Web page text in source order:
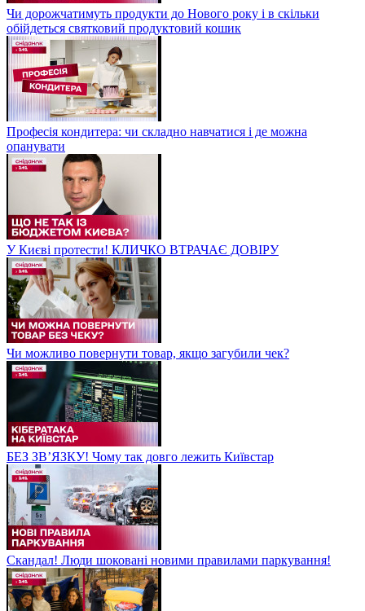
Чи дорожчатимуть продукти до Нового року і в скільки
обійдеться святковий продуктовий кошик
Професія кондитера: чи складно навчатися і де можна
опанувати
У Києві протести! КЛИЧКО ВТРАЧАЄ ДОВІРУ
Чи можливо повернути товар, якщо загубили чек?
БЕЗ ЗВʼЯЗКУ! Чому так довго лежить Київстар
Скандал! Люди шоковані новими правилами паркування!